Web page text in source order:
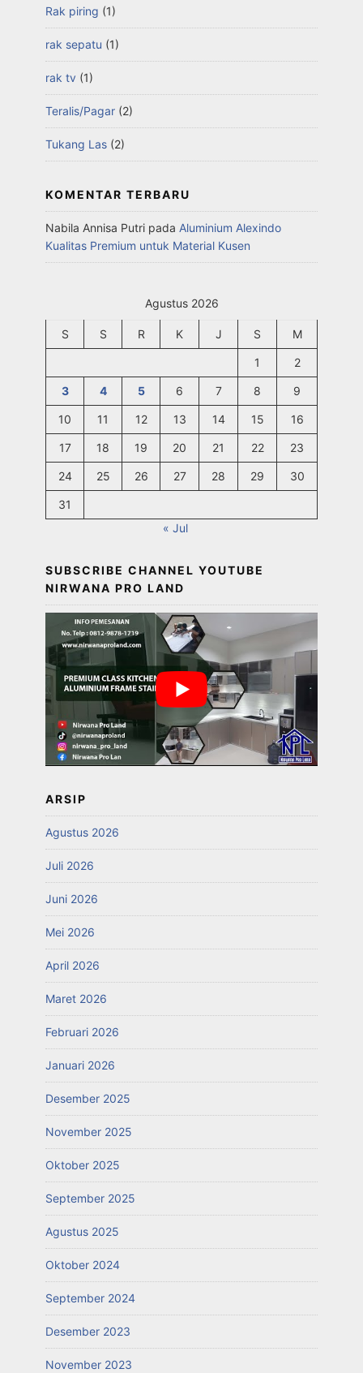
Rak piring (1)
rak sepatu (1)
rak tv (1)
Teralis/Pagar (2)
Tukang Las (2)
KOMENTAR TERBARU
Nabila Annisa Putri pada Aluminium Alexindo
Kualitas Premium untuk Material Kusen
Agustus 2026
S S R K J S M
1 2
3 4 5 6 7 8 9
10 11 12 13 14 15 16
17 18 19 20 21 22 23
24 25 26 27 28 29 30
31
« Jul
SUBSCRIBE CHANNEL YOUTUBE
NIRWANA PRO LAND
ARSIP
Agustus 2026
Juli 2026
Juni 2026
Mei 2026
April 2026
Maret 2026
Februari 2026
Januari 2026
Desember 2025
November 2025
Oktober 2025
September 2025
Agustus 2025
Oktober 2024
September 2024
Desember 2023
November 2023